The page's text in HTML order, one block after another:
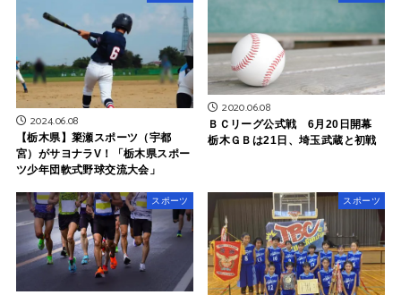
2024.06.08
【栃木県】簗瀬スポーツ（宇都
宮）がサヨナラV！「栃木県スポー
ツ少年団軟式野球交流大会」
2020.06.08
ＢＣリーグ公式戦 6月20日開幕
栃木ＧＢは21日、埼玉武蔵と初戦
スポーツ スポーツ